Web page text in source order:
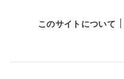
このサイトについて